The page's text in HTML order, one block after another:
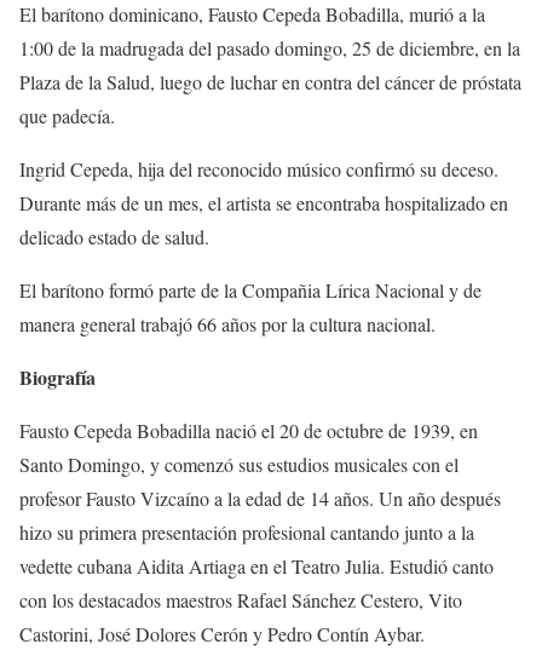
El barítono dominicano, Fausto Cepeda Bobadilla, murió a la
1:00 de la madrugada del pasado domingo, 25 de diciembre, en la
Plaza de la Salud, luego de luchar en contra del cáncer de próstata
que padecía.
Ingrid Cepeda, hija del reconocido músico confirmó su deceso.
Durante más de un mes, el artista se encontraba hospitalizado en
delicado estado de salud.
El barítono formó parte de la Compañia Lírica Nacional y de
manera general trabajó 66 años por la cultura nacional.
Biografía
Fausto Cepeda Bobadilla nació el 20 de octubre de 1939, en
Santo Domingo, y comenzó sus estudios musicales con el
profesor Fausto Vizcaíno a la edad de 14 años. Un año después
hizo su primera presentación profesional cantando junto a la
vedette cubana Aidita Artiaga en el Teatro Julia. Estudió canto
con los destacados maestros Rafael Sánchez Cestero, Vito
Castorini, José Dolores Cerón y Pedro Contín Aybar.